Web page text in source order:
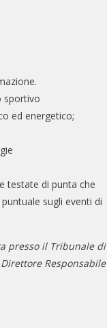
sportivo
ed energetico;
testate di punta che
sugli eventi di
presso il Tribunale di
Responsabile